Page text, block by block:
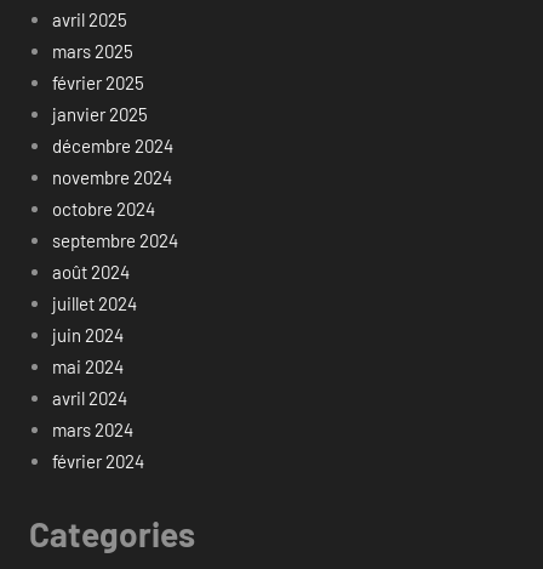
avril 2025
mars 2025
février 2025
janvier 2025
décembre 2024
novembre 2024
octobre 2024
septembre 2024
août 2024
juillet 2024
juin 2024
mai 2024
avril 2024
mars 2024
février 2024
Categories